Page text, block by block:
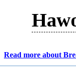
Read more about